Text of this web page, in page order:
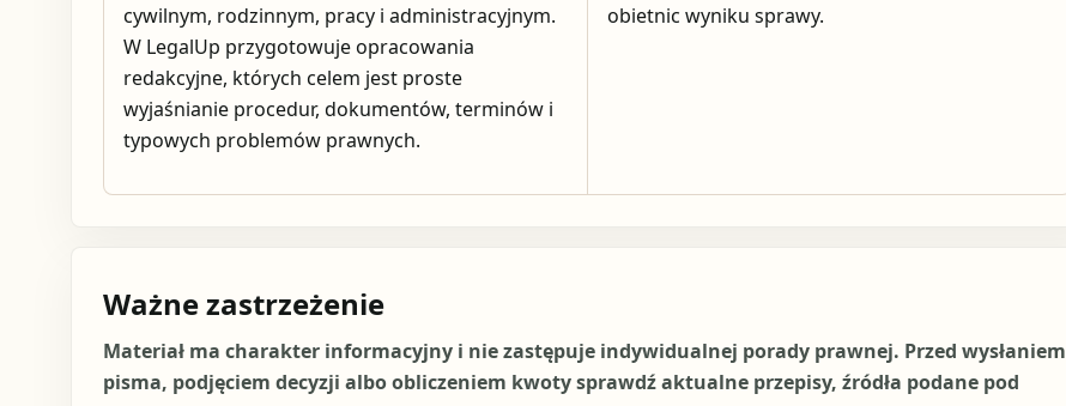
cywilnym, rodzinnym, pracy i administracyjnym.
W LegalUp przygotowuje opracowania
redakcyjne, których celem jest proste
wyjaśnianie procedur, dokumentów, terminów i
typowych problemów prawnych.
obietnic wyniku sprawy.
Ważne zastrzeżenie
Materiał ma charakter informacyjny i nie zastępuje indywidualnej porady prawnej. Przed wysłaniem
pisma, podjęciem decyzji albo obliczeniem kwoty sprawdź aktualne przepisy, źródła podane pod